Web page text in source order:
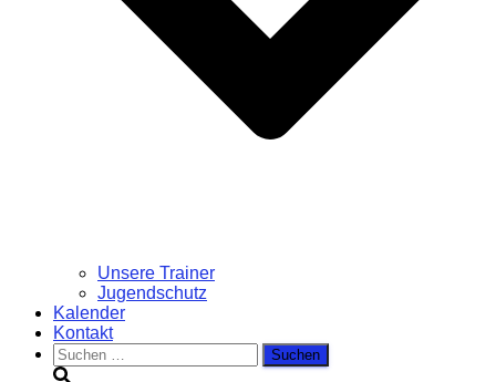
Unsere Trainer
Jugendschutz
Kalender
Kontakt
Suchen
nach: